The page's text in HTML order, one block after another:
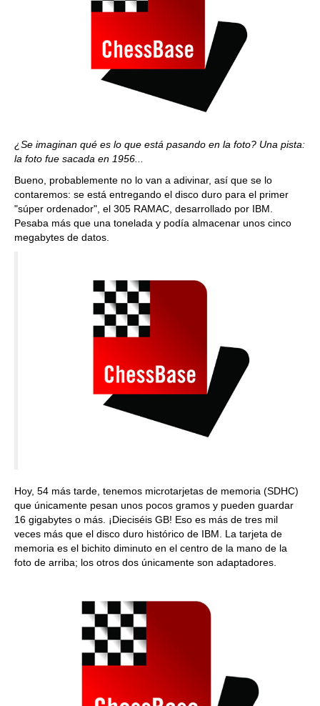
¿Se imaginan qué es lo que está pasando en la foto? Una pista:
la foto fue sacada en 1956...
Bueno, probablemente no lo van a adivinar, así que se lo
contaremos: se está entregando el disco duro para el primer
"súper ordenador", el 305 RAMAC, desarrollado por IBM.
Pesaba más que una tonelada y podía almacenar unos cinco
megabytes de datos.
Hoy, 54 más tarde, tenemos microtarjetas de memoria (SDHC)
que únicamente pesan unos pocos gramos y pueden guardar
16 gigabytes o más. ¡Dieciséis GB! Eso es más de tres mil
veces más que el disco duro histórico de IBM. La tarjeta de
memoria es el bichito diminuto en el centro de la mano de la
foto de arriba; los otros dos únicamente son adaptadores.